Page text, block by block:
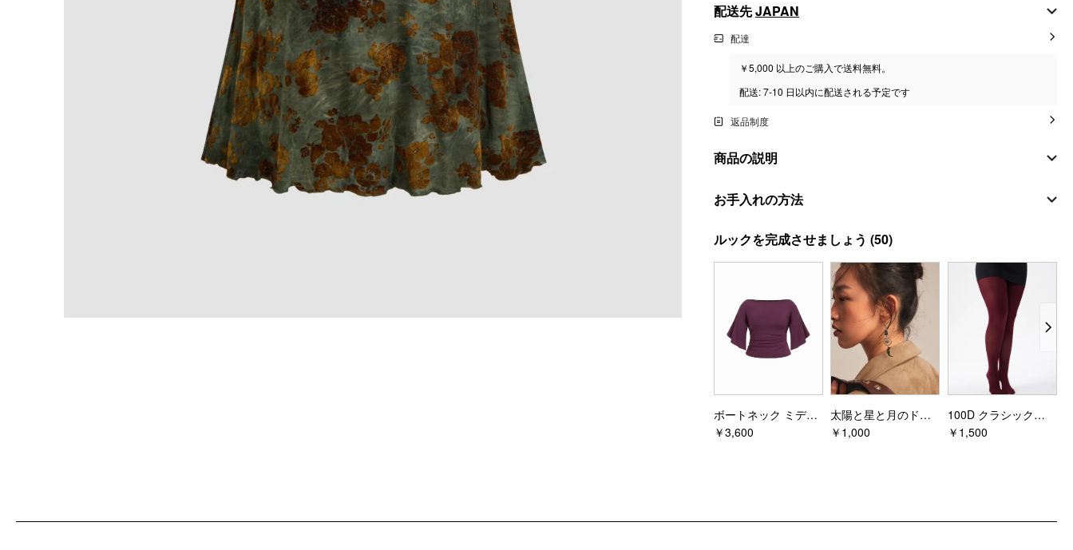
配送先JAPAN
配達
￥5,000 以上のご購入で送料無料。
配送: 7-10 日以内に配送される予定です
返品制度
商品の説明
素材
組成:90% ポリエステル 10% エラスタン
補助布
100% ポリエステル
スタイルの詳細
フィットタイプ: レギュラー
ウエストライン: 中間の高さ
丈: ロング
ポケット付き: 無
衣類のディテール: ルーシュ
お手入れの方法
アイロン温度：低温
漂白剤不可
洗濯機で水洗い
ルックを完成させましょう (50)
ボートネック ミディ丈 ベルスリーブ シャーリングTシャツ カーブ＆プラス
￥3,600
太陽と星と月のドロップピアス
￥1,000
100D クラシックタイツ カーブ&プラス
￥1,500